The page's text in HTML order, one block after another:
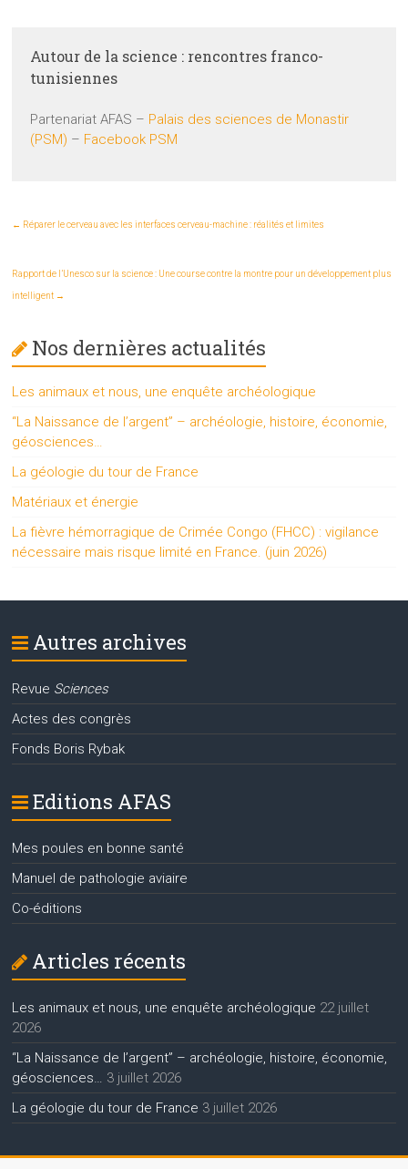
Autour de la science : rencontres franco-
tunisiennes
Partenariat AFAS – Palais des sciences de Monastir
(PSM) – Facebook PSM
← Réparer le cerveau avec les interfaces cerveau-machine : réalités et limites
Rapport de l’Unesco sur la science : Une course contre la montre pour un développement plus
intelligent →
Nos dernières actualités
Les animaux et nous, une enquête archéologique
“La Naissance de l’argent” – archéologie, histoire, économie,
géosciences…
La géologie du tour de France
Matériaux et énergie
La fièvre hémorragique de Crimée Congo (FHCC) : vigilance
nécessaire mais risque limité en France. (juin 2026)
Autres archives
Revue Sciences
Actes des congrès
Fonds Boris Rybak
Editions AFAS
Mes poules en bonne santé
Manuel de pathologie aviaire
Co-éditions
Articles récents
Les animaux et nous, une enquête archéologique 22 juillet
2026
“La Naissance de l’argent” – archéologie, histoire, économie,
géosciences… 3 juillet 2026
La géologie du tour de France 3 juillet 2026